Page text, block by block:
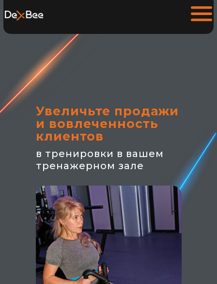
в тренировки в вашем
тренажерном зале
Увеличьте продажи
и вовлеченность
клиентов